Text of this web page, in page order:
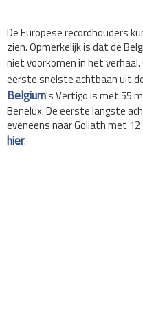
De Europese recordhouders
zien. Opmerkelijk is dat de
niet voorkomen in het
eerste snelste achtbaan uit
Belgium's Vertigo is met 55
Benelux. De eerste langste
eveneens naar Goliath met
hier.